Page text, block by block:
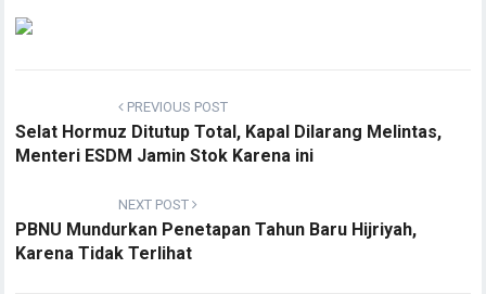
PREVIOUS POST
Selat Hormuz Ditutup Total, Kapal Dilarang Melintas,
Menteri ESDM Jamin Stok Karena ini
NEXT POST
PBNU Mundurkan Penetapan Tahun Baru Hijriyah,
Karena Tidak Terlihat